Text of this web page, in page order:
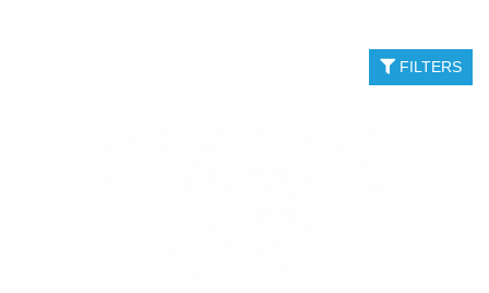
FILTERS